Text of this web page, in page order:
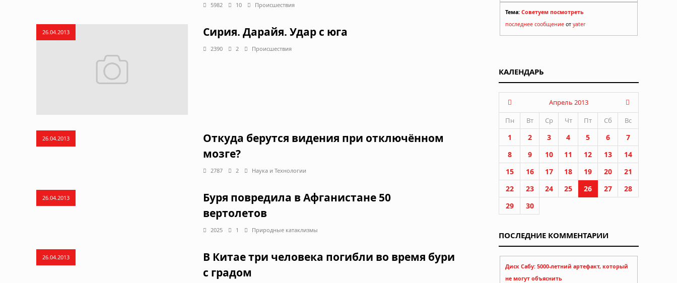
5982 10 Происшествия
26.04.2013 Сирия. Дарайя. Удар с юга
2390 2 Происшествия
26.04.2013
Откуда берутся видения при отключённом
мозге?
2787 2 Наука и Технологии
26.04.2013
Буря повредила в Афганистане 50
вертолетов
2025 1 Природные катаклизмы
26.04.2013
В Китае три человека погибли во время бури
с градом
Тема: Советуем посмотреть
последнее сообщение от yater
КАЛЕНДАРЬ
Апрель 2013
Пн
Вт Ср Чт Пт Сб Вс
1 2 3 4 5 6
7
8
9 10 11 12 13
14
15
16 17 18 19 20
21
22
23 24 25 26 27
28
29
30
ПОСЛЕДНИЕ КОММЕНТАРИИ
Диск Сабу: 5000-летний артефакт, который
не могут объяснить